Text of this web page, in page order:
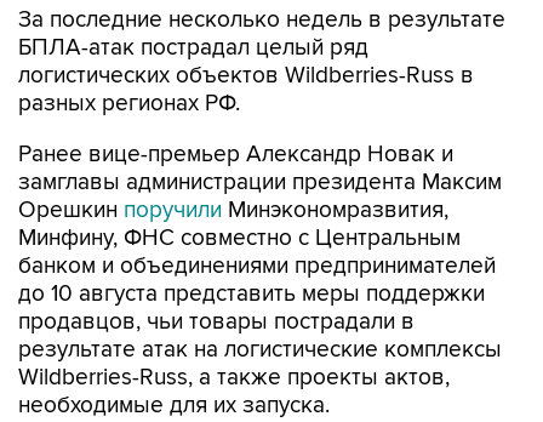
За последние несколько недель в результате
БПЛА-атак пострадал целый ряд
логистических объектов Wildberries-Russ в
разных регионах РФ.
Ранее вице-премьер Александр Новак и
замглавы администрации президента Максим
Орешкин поручили Минэкономразвития,
Минфину, ФНС совместно с Центральным
банком и объединениями предпринимателей
до 10 августа представить меры поддержки
продавцов, чьи товары пострадали в
результате атак на логистические комплексы
Wildberries-Russ, а также проекты актов,
необходимые для их запуска.